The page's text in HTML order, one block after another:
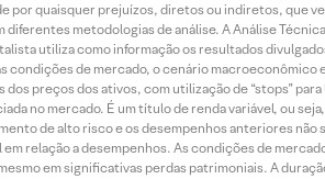
por quaisquer prejuízos, diretos ou indiretos, que
diferentes metodologias de análise. A Análise
utiliza como informação os resultados
condições de mercado, o cenário
preços dos ativos, com utilização de “stops”
no mercado. É um título de renda variável, ou
de alto risco e os desempenhos anteriores
relação a desempenhos. As condições de
em significativas perdas patrimoniais. A